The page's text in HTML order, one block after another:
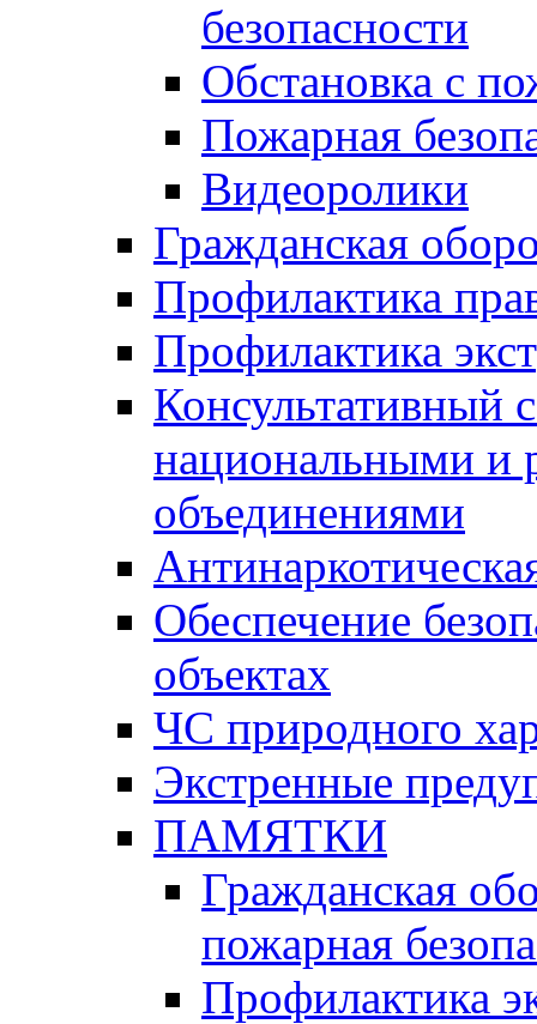
безопасности
Обстановка с
Пожарная
Видеоролики
Гражданская
Профилактика
Профилактика
Консультативный
национальными и
объединениями
Обеспечение
объектах
ЧС природного
Экстренные
ПАМЯТКИ
Гражданская
пожарная
Профилактика